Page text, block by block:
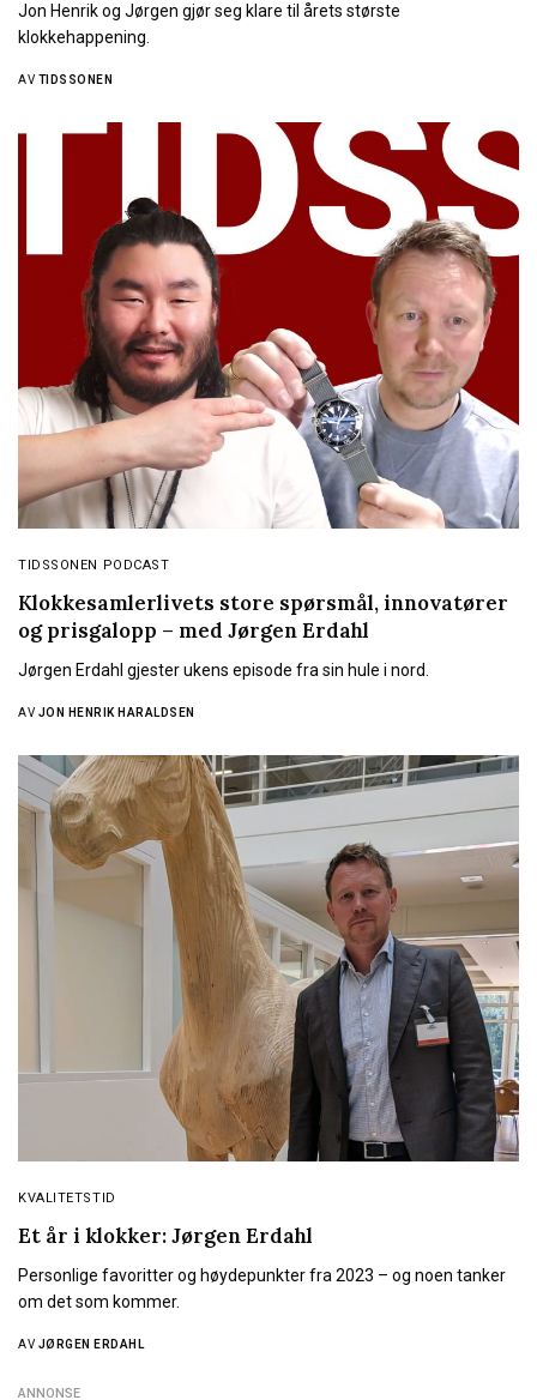
Jon Henrik og Jørgen gjør seg klare til årets største
klokkehappening.
AV TIDSSONEN
TIDSSONEN PODCAST
Klokkesamlerlivets store spørsmål, innovatører
og prisgalopp – med Jørgen Erdahl
Jørgen Erdahl gjester ukens episode fra sin hule i nord.
AV JON HENRIK HARALDSEN
KVALITETSTID
Et år i klokker: Jørgen Erdahl
Personlige favoritter og høydepunkter fra 2023 – og noen tanker
om det som kommer.
AV JØRGEN ERDAHL
ANNONSE